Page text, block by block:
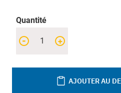
Quantité
+
-
AJOUTER AU